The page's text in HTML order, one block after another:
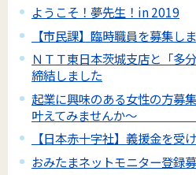
ようこそ！夢先生！in 2019
【市民課】臨時職員を募集し
ＮＴＴ東日本茨城支店と「多
締結しました
起業に興味のある女性の方募
叶えてみませ
【日本赤十字社】義援金を受
おみたまネットモニター登録